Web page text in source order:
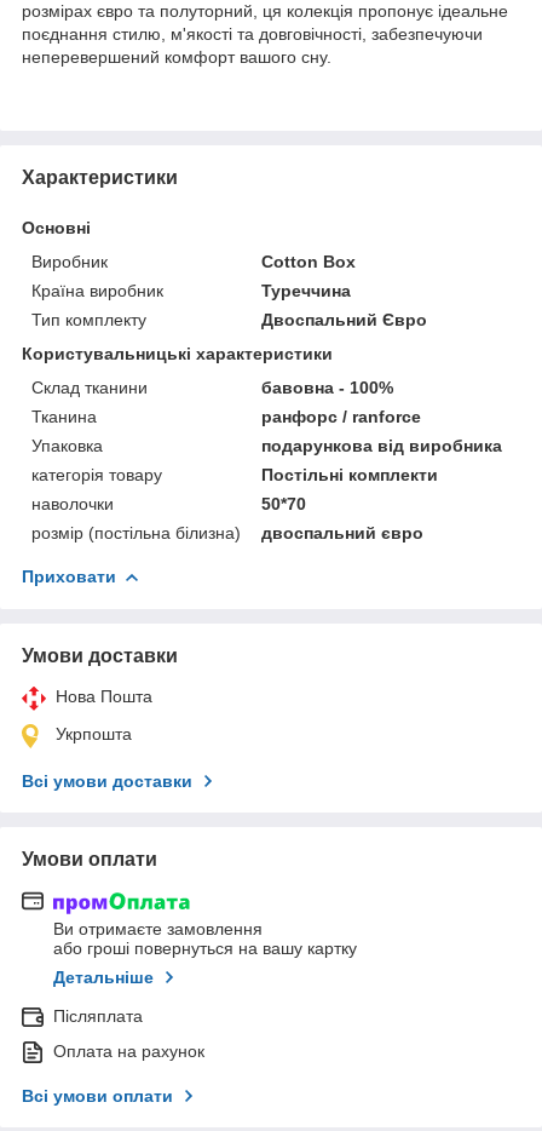
розмірах євро та полуторний, ця колекція пропонує ідеальне
поєднання стилю, м'якості та довговічності, забезпечуючи
неперевершений комфорт вашого сну.
Характеристики
Основні
Виробник
Cotton Box
Країна виробник
Туреччина
Тип комплекту
Двоспальний Євро
Користувальницькі характеристики
Склад тканини
бавовна - 100%
Тканина
ранфорс / ranforce
Упаковка
подарункова від виробника
категорія товару
Постільні комплекти
наволочки
50*70
розмір (постільна білизна)
двоспальний євро
Приховати
Умови доставки
Нова Пошта
Укрпошта
Всі умови доставки
Умови оплати
Ви отримаєте замовлення
або гроші повернуться на вашу картку
Детальніше
Післяплата
Оплата на рахунок
Всі умови оплати